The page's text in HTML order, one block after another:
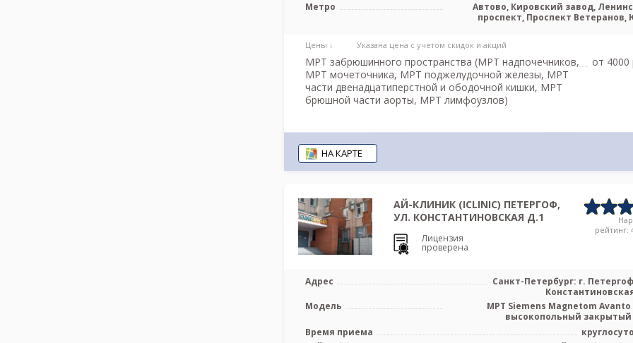
Метро
Автово, Кировский завод,
проспект, Проспект Ветеранов,
Цены ↓ Указана цена с учетом скидок и акций
МРТ забрюшинного пространства (МРТ надпочечников,
МРТ мочеточника, МРТ поджелудочной железы, МРТ
части двенадцатиперстной и ободочной кишки, МРТ
брюшной части аорты, МРТ лимфоузлов)
от 4000
УЛ. КОНСТАНТИНОВСКАЯ Д.1
Адрес
Санкт-Петербург: г.
Модель
МРТ Siemens Magnetom Avanto